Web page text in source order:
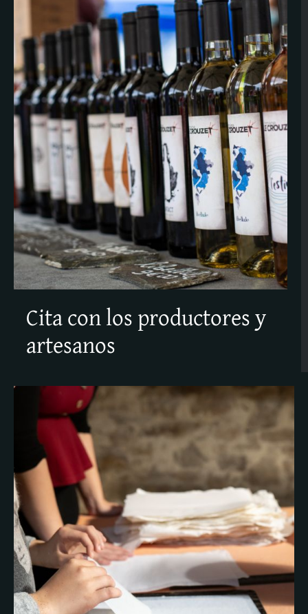
Cita con los productores y
artesanos